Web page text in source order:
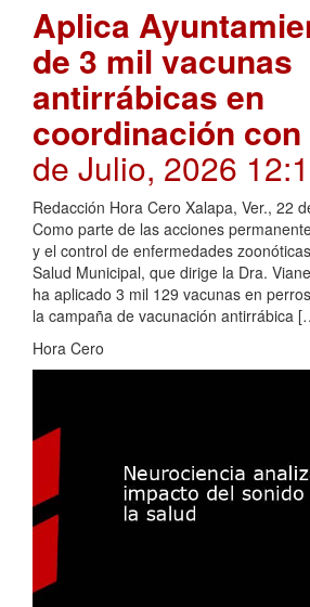
Aplica
de 3 mil vacunas
antirrábicas en
coordinación con
de Julio, 2026
Redacción Hora Cero Xalapa, Ver., 22
Como parte de las acciones
y el control de enfermedades
Salud Municipal, que dirige la Dra.
ha aplicado 3 mil 129 vacunas en
la campaña de vacunación antirrábica
Hora Cero